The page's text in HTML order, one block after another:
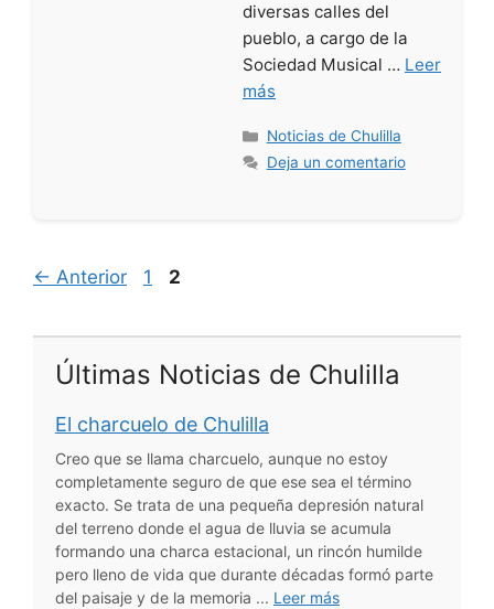
diversas calles del
pueblo, a cargo de la
Sociedad Musical … Leer
más
Categorías
Noticias de Chulilla
Deja un comentario
← Anterior Página
1 Página
2
Últimas Noticias de Chulilla
El charcuelo de Chulilla
Creo que se llama charcuelo, aunque no estoy
completamente seguro de que ese sea el término
exacto. Se trata de una pequeña depresión natural
del terreno donde el agua de lluvia se acumula
formando una charca estacional, un rincón humilde
pero lleno de vida que durante décadas formó parte
del paisaje y de la memoria ... Leer más